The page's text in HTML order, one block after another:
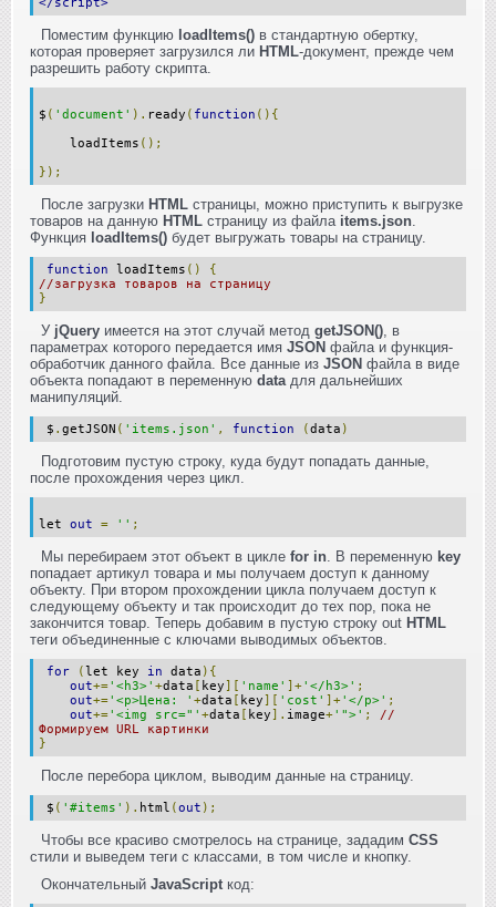
Поместим функцию loadItems() в стандартную обертку,
которая проверяет загрузился ли HTML-документ, прежде чем
разрешить работу скрипта.
$ ( 'document' ). ready ( function (){
loadItems ();
});
После загрузки HTML страницы, можно приступить к выгрузке
товаров на данную HTML страницу из файла items.json
Функция loadItems() будет выгружать товары на страницу.
function loadItems ()
{
//загрузка товаров на страницу
}
У jQuery имеется на этот случай метод getJSON() , в
параметрах которого передается имя JSON файла и функция-
обработчик данного файла. Все данные из JSON файла в виде
объекта попадают в переменную data для дальнейших
манипуляций.
$ . getJSON ( 'items.json' , function (data )
Подготовим пустую строку, куда будут попадать данные,
после прохождения через цикл.
let out = '' ;
Мы перебираем этот объект в цикле for in . В переменную key
попадает артикул товара и мы получаем доступ к данному
объекту. При втором прохождении цикла получаем доступ к
следующему объекту и так происходит до тех пор, пока не
закончится товар. Теперь добавим в пустую строку out HTML
теги объединенные с ключами выводимых объектов.
for (let key in data ){
out+='<h3>' +data [ key][ 'name' ]+'</h3>' ;
out+='<p>Цена: ' +data [ key][ 'cost' ]+'</p>' ;
out+='<img src="' +data [ key]. image+'">' ;
//
Формируем URL картинки
}
После перебора циклом, выводим данные на страницу.
$ ( '#items' ). html (out );
Чтобы все красиво смотрелось на странице, зададим CSS
стили и выведем теги с классами, в том числе и кнопку.
Окончательный JavaScript код: